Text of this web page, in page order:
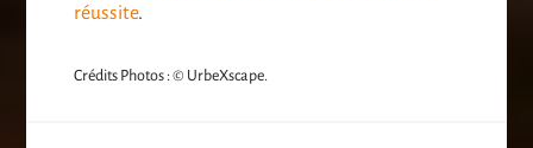
réussite.
Crédits Photos : © UrbeXscape.